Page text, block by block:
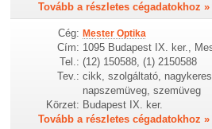
Tovább a részletes cégadatokhoz »
Cég: Mester Optika
Cím: 1095 Budapest IX. ker.,
Tel.: (12) 150588, (1) 2150588
Tev.: cikk, szolgáltató,
napszemüveg, szemüveg
Körzet: Budapest IX. ker.
Tovább a részletes cégadatokhoz »